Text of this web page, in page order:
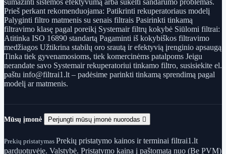
Prieš perkant rekomenduojama: Patikrinti rekuperatoriaus modelį
Palyginti filtro matmenis su senais filtrais Pasirinkti tinkamą
filtravimo klasę pagal poreikį Systemair filtrų kokybė Siūlomi filtrai:
Atitinka ISO 16890 standartą Pagaminti iš kokybiškos filtravimo
medžiagos Užtikrina stabilų oro srautą ir efektyvią įrenginio apsaugą
Tinka tiek gyvenamosioms, tiek komercinėms patalpoms Jeigu
nerandate savo Systemair rekuperatoriui tinkamo filtro, susisiekite el.
paštu info@filtrai1.lt – padėsime parinkti tinkamą sprendimą pagal
modelį ar matmenis.
Mūsų įmonė Perjungti mūsų įmonė nuorodas 
Prekių pristatymas Prekių pristatymo kainos ir terminai filtrai1.lt
parduotuvėje. Valstybė. Pristatymo kaina į paštomatą nuo (Be PVM)